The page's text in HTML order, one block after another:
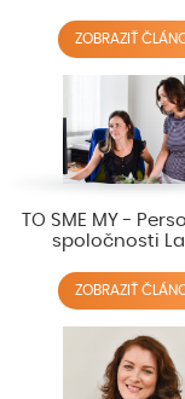
ZOBRAZIŤ
TO SME MY -
spoločnosti
ZOBRAZIŤ